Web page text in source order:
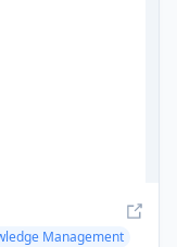
Management